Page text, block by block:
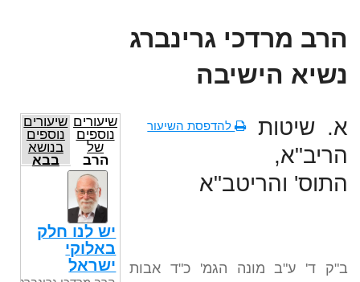
הרב מרדכי גרינברג
נשיא הישיבה
להדפסת השיעור
א. שיטות
הריב"א,
התוס' והריטב"א
ב"ק ד' ע"ב מונה הגמ' כ"ד אבות
שיעורים
נוספים
של
הרב
מרדכי
גרינברג
נשיא
הישיבה
שיעורים
נוספים
בנושא
בבא
יש לנו חלק
באלוקי
ישראל